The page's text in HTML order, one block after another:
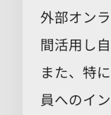
外部オン
間活用し
また、特
員へのイ